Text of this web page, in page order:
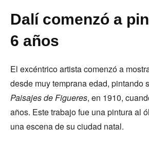
Dalí comenzó a
6 años
El excéntrico artista comenzó a
desde muy temprana edad, pintando
Paisajes de Figueres, en 1910,
años. Este trabajo fue una pintura al
una escena de su ciudad natal.